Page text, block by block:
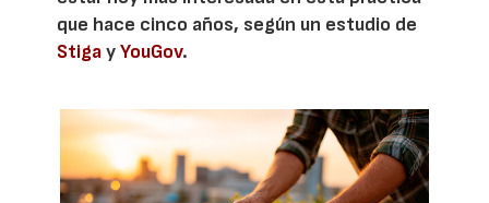
que hace cinco años, según un estudio de
StigayYouGov.